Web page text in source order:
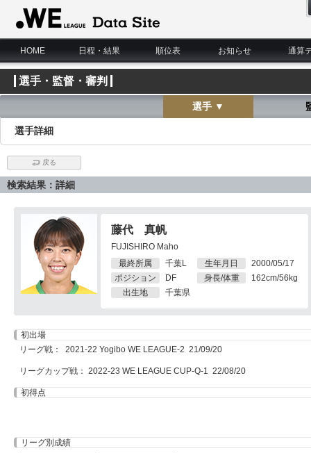
WE LEAGUE Data Site
HOME
日程・結果 順位表 お知らせ 通算
選手・監督・審判
選手 ▼
選手詳細
戻る
検索結果：詳細
藤代 真帆
FUJISHIRO Maho
最終所属
千葉L
ポジション
DF
出生地
千葉県
生年月日
2000/05/17
身長/体重
162cm/56kg
初出場
リーグ戦： 2021-22 Yogibo WE LEAGUE-2 21/09/20
リーグカップ戦： 2022-23 WE LEAGUE CUP-Q-1 22/08/20
初得点
リーグ別成績